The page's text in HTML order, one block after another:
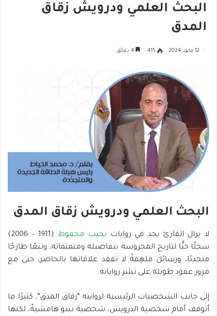
البحث العلمي ودرويش زقاق
المدق
12 مايو، 2024 415
البحث العلمي ودرويش زقاق المدق
لا يزال القارئ يجد في روايات نجيب محفوظ
(1911 – 2006)
سجلًا حيًّا لتاريخ المحروسة بتفاصيله ومنمنماته، ونبعًا طازجًا
متجددًا، ورسائلَ ملهِمةً لا تفقد علاقاتها بالحاضر، حتى مع
مرور عقود طويلة على نشر رواياته.
إلى جانب الشخصيات الرئيسية لروايته “زقاق المدق”، كثيرًا ما
أتوقف أمام شخصية الدرويش، شخصية تبدو هامشيةً، لكنها